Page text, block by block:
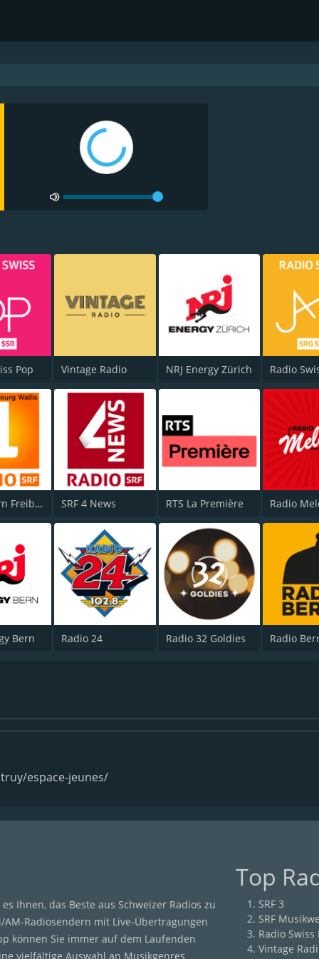
Pop Vintage Radio NRJ Energy Zürich Radio
SRF 1 Bern Freibourg Wallis SRF 4 News RTS La Première Radio
Bern Radio 24 Radio 32 Goldies Radio
espace-jeunes/
Ihnen, das Beste aus Schweizer Radios zu
Radiosendern mit Live-Übertragungen
können Sie immer auf dem Laufenden
vielfältige Auswahl an Musikgenres
Top
SRF 3
SRF
Radio Swiss
Vintage